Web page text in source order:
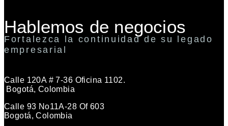
Hablemos de negocios
Fortalezca la continuidad de su legado
empresarial
Calle 120A # 7-36 Oficina 1102.
Bogotá, Colombia
Calle 93 No11A-28 Of 603
Bogotá, Colombia